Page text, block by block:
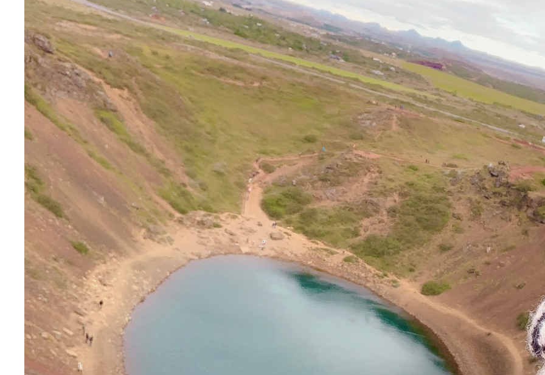
館内で一番大きい１７０ｃｍのマッコウクジラのそれ。私の身長超えちゃってる？
ペニス博物館外観。ロゴマークを見てごらん
ペニス博物館館内
北欧神話に登場する巨人やトロールなどのそれ
ホルマリン漬けのそれら
どんな顔して見てるのよ私
電話の受話器もそれ
トイレの扉の取手もそれ
映画『Ｔｈｅ Ｆｉｎａｌ Ｍｅｍｂｅｒ（最後の１本）』
トム・ミッチェルのそれの模型と、それが主人公の「エルモ」
木彫りのテーブルウェアはゲストのおもてなしに使用していたそう
かわいいっちゃかわいいお土産
１９３７年開店の町一番のホットドッグ「バイヤリンベスタピルスル」
「Ｉｃｅｌａｎｄｉｃ Ｓｔｒｅｅｔ Ｆｏｏｄ」の伝統的ラムスープ
スープ屋のオーナーさん。チョコレートカップケーキくれた！
イドリスの精算の仕方が独特だった。イギリス式かしら？
アイスランドの猫ちゃんに癒される
アイスランド旅無事終了！ お口にチョコレート付いてますよ